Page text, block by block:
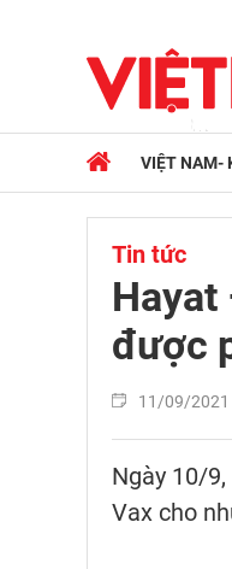
VIỆT NAM-
Tin tức
Hayat
được
11/09/2021
Ngày 10/
Vax cho